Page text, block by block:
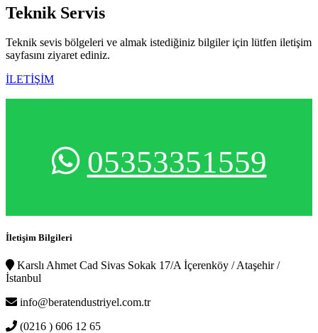
Teknik Servis
Teknik sevis bölgeleri ve almak istediğiniz bilgiler için lütfen iletişim
sayfasını ziyaret ediniz.
İLETİŞİM
05353351559
İletişim Bilgileri
Karslı Ahmet Cad Sivas Sokak 17/A İçerenköy / Ataşehir /
İstanbul
info@beratendustriyel.com.tr
(0216 ) 606 12 65